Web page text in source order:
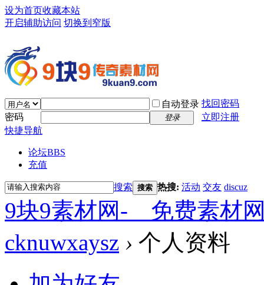
设为首页收藏本站
开启辅助访问 切换到窄版
自动登录 找回密码
密码
登录
立即注册
快捷导航
论坛BBS
充值
搜索 搜索 热搜: 活动 交友 discuz
9块9素材网-＿免费素材
cknuwxaysz › 个人资料